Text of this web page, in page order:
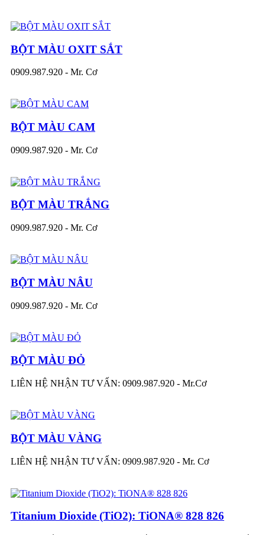
BỘT MÀU OXIT SẮT
0909.987.920 - Mr. Cơ
BỘT MÀU CAM
0909.987.920 - Mr. Cơ
BỘT MÀU TRẮNG
0909.987.920 - Mr. Cơ
BỘT MÀU NÂU
0909.987.920 - Mr. Cơ
BỘT MÀU ĐỎ
LIÊN HỆ NHẬN TƯ VẤN: 0909.987.920 - Mr.Cơ
BỘT MÀU VÀNG
LIÊN HỆ NHẬN TƯ VẤN: 0909.987.920 - Mr. Cơ
Titanium Dioxide (TiO2): TiONA® 828 826